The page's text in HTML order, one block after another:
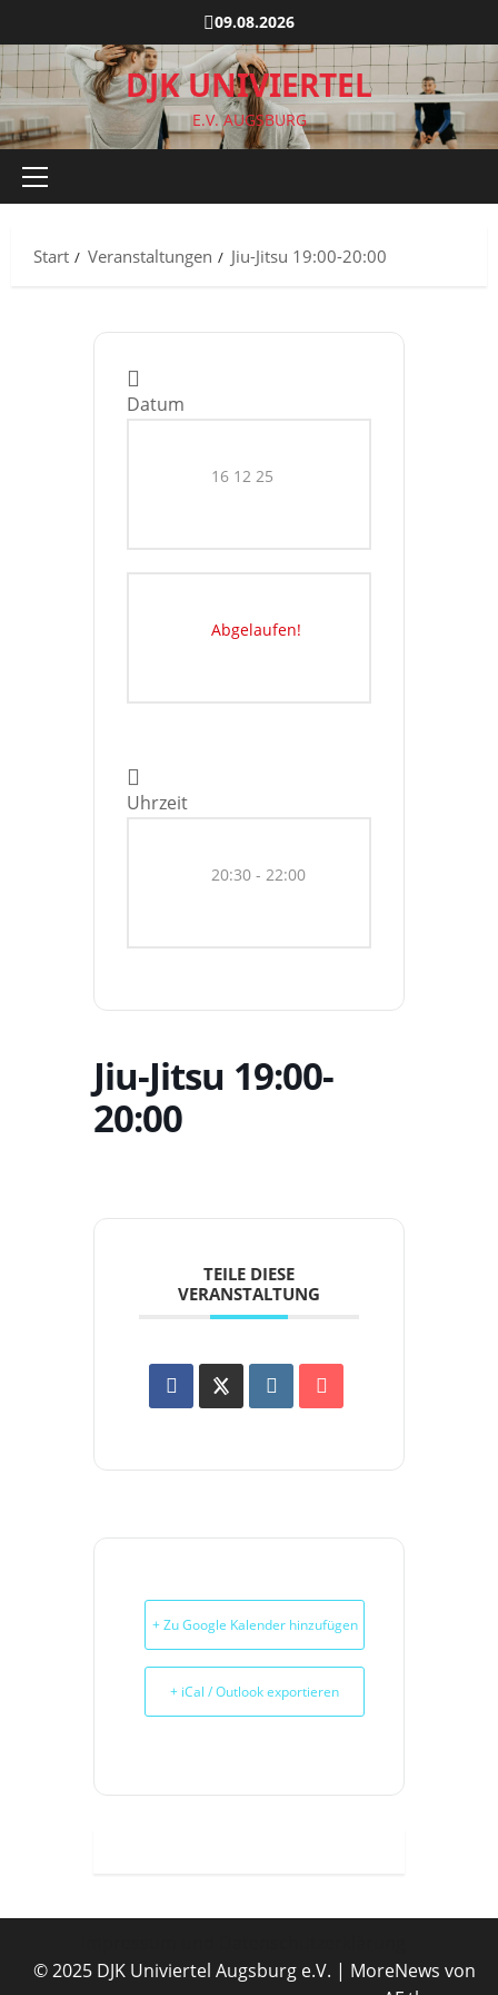
Inhalt
springen
09.08.2026
DJK UNIVIERTEL
E.V. AUGSBURG
Primäres
Start
Veranstaltungen Jiu-Jitsu 19:00-20:00
Datum
16 12 25
Abgelaufen!
Uhrzeit
20:30 - 22:00
Jiu-Jitsu 19:00-
20:00
TEILE DIESE
VERANSTALTUNG
+ Zu Google Kalender hinzufügen
+ iCal / Outlook exportieren
© 2025 DJK Univiertel Augsburg e.V. | MoreNews von